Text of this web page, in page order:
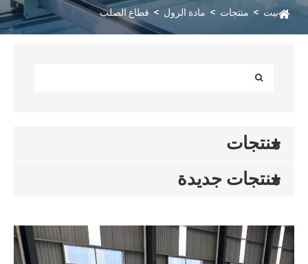
بيت منتجات مادة الرول قطاع الصلب
منتجات
منتجات جديدة